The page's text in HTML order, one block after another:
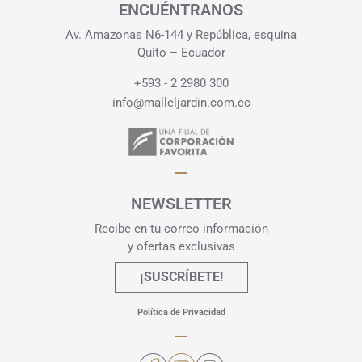
ENCUÉNTRANOS
Av. Amazonas N6-144 y República, esquina
Quito – Ecuador
+593 - 2 2980 300
info@malleljardin.com.ec
NEWSLETTER
Recibe en tu correo información
y ofertas exclusivas
¡SUSCRÍBETE!
Política de Privacidad